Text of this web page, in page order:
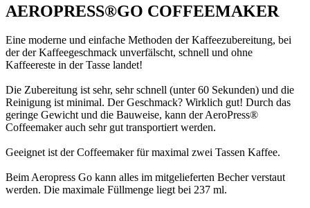
AEROPRESS®GO COFFEEMAKER
Eine moderne und einfache Methoden der Kaffeezubereitung, bei
der der Kaffeegeschmack unverfälscht, schnell und ohne
Kaffeereste in der Tasse landet!
Die Zubereitung ist sehr, sehr schnell (unter 60 Sekunden) und die
Reinigung ist minimal. Der Geschmack? Wirklich gut! Durch das
geringe Gewicht und die Bauweise, kann der AeroPress®
Coffeemaker auch sehr gut transportiert werden.
Geeignet ist der Coffeemaker für maximal zwei Tassen Kaffee.
Beim Aeropress Go kann alles im mitgelieferten Becher verstaut
werden. Die maximale Füllmenge liegt bei 237 ml.